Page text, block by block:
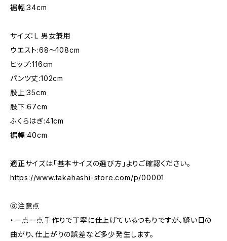
裾幅:34cm
サイズ：L 男女兼用
ウエスト:68〜108cm
ヒップ:116cm
パンツ丈:102cm
股上:35cm
股下:67cm
ふくらはぎ:41cm
裾幅:40cm
適正サイズは「基本サイズの選び方」よりご確認ください。
https://www.takahashi-store.com/p/00001
⑧注意点
・一点一点手作りで丁寧に仕上げているつもりですが、縫い目の
曲がり、仕上がりの誤差など多少発生します。